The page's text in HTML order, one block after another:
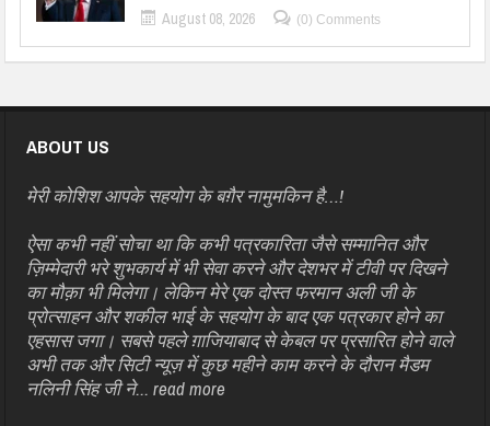
August 08, 2026 (0) Comments
ABOUT US
मेरी कोशिश आपके सहयोग के बग़ैर नामुमकिन है…!
ऐसा कभी नहीं सोचा था कि कभी पत्रकारिता जैसे सम्मानित और
ज़िम्मेदारी भरे शुभकार्य में भी सेवा करने और देशभर में टीवी पर दिखने
का मौक़ा भी मिलेगा। लेकिन मेरे एक दोस्त फरमान अली जी के
प्रोत्साहन और शकील भाई के सहयोग के बाद एक पत्रकार होने का
एहसास जगा। सबसे पहले ग़ाजियाबाद से केबल पर प्रसारित होने वाले
अभी तक और सिटी न्यूज़ में कुछ महीने काम करने के दौरान मैडम
नलिनी सिंह जी ने...read more